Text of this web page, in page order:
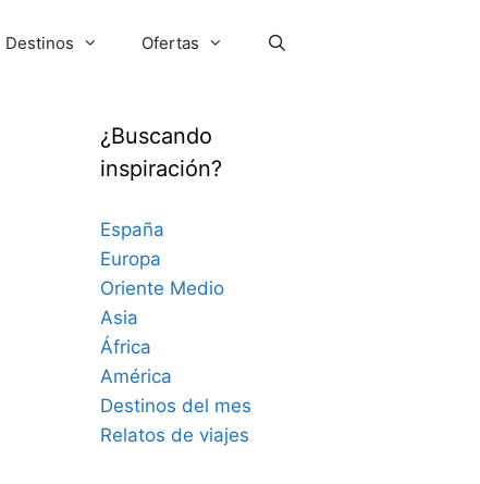
Destinos Ofertas
¿Buscando
inspiración?
España
Europa
Oriente Medio
Asia
África
América
Destinos del mes
Relatos de viajes